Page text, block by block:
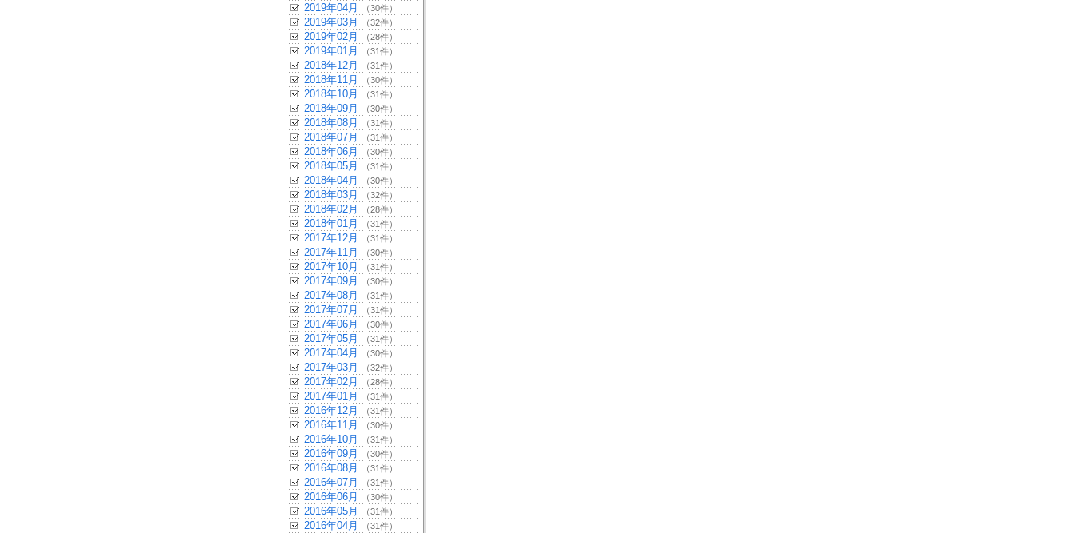
2019年04月 （30件）
2019年03月 （32件）
2019年02月 （28件）
2019年01月 （31件）
2018年12月 （31件）
2018年11月 （30件）
2018年10月 （31件）
2018年09月 （30件）
2018年08月 （31件）
2018年07月 （31件）
2018年06月 （30件）
2018年05月 （31件）
2018年04月 （30件）
2018年03月 （32件）
2018年02月 （28件）
2018年01月 （31件）
2017年12月 （31件）
2017年11月 （30件）
2017年10月 （31件）
2017年09月 （30件）
2017年08月 （31件）
2017年07月 （31件）
2017年06月 （30件）
2017年05月 （31件）
2017年04月 （30件）
2017年03月 （32件）
2017年02月 （28件）
2017年01月 （31件）
2016年12月 （31件）
2016年11月 （30件）
2016年10月 （31件）
2016年09月 （30件）
2016年08月 （31件）
2016年07月 （31件）
2016年06月 （30件）
2016年05月 （31件）
2016年04月 （31件）